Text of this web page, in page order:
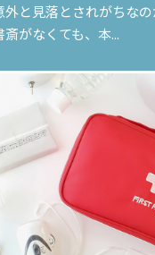
と見落とされがちな
がなくても、本...